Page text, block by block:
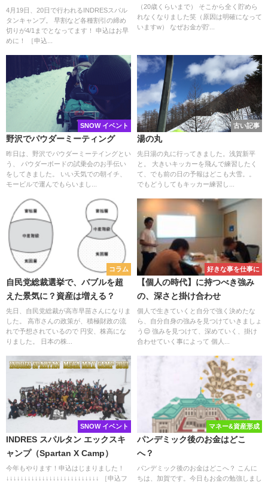
4月19日、20日で行われるINDRESスパル
タンキャンプ。 早割など各種割引の締め
切りが4/1までとなってます！ 申込はお早
めに！ ［申込...
（20歳くらいまで） そこから全く貯めら
れなくなりました笑（原因は明確になって
いますw） なぜお金が貯...
SNOW イベント
野沢でパウダーミーティング
昨日は、野沢でパウダーミーテイングとい
う、 パウダーボードの試乗会のお手伝い
をしてきました。 いい天気での朝イチ、
モービルで運んでもらいまし...
古い記事
湯の丸
先日湯の丸に行ってきました。浅賀新平
と。 大きいキッカーを飛んで練習したく
て、でも前の日の予報はどこも大雪。。
でもどうしてもキッカー練習し...
コラム
自民党総裁選挙で、バブルを超
えた景気に？資産は増える？
先日、自民党総裁が高市早苗さんになりま
した。 高市さんの政策が、積極財政の流
れで予想されているので 円安、株高にな
りました。 日本の株...
好きな事を仕事に
【個人の時代】に持つべき強み
の、深さと掛け合わせ
個人で生きていくと自分で強く決めたな
ら、自分自身の強みを見つけていきましょ
う😌 強みを見つけて、深めていく、掛け
合わせていく事によって 個人...
SNOW イベント
INDRES スパルタン エックスキ
ャンプ（Spartan X Camp）
今年もやります！申込はじまりました！
↓↓↓↓↓↓↓↓↓↓↓↓↓↓↓↓↓↓↓↓↓↓↓↓↓↓ ［申込フ
マネー&資産形成
パンデミック後のお金はどこ
へ？
パンデミック後のお金はどこへ？ こんに
ちは、加賀です。今日もお金の勉強しまし